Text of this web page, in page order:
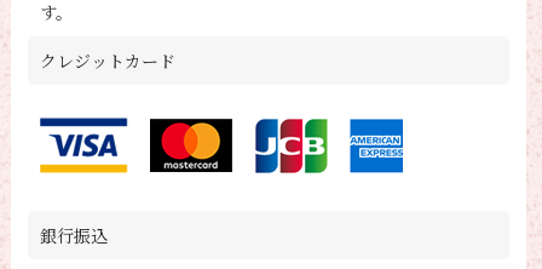
す。
クレジットカード
銀行振込